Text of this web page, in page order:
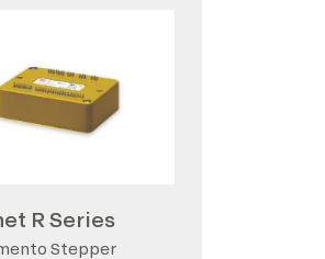
R Series
Stepper